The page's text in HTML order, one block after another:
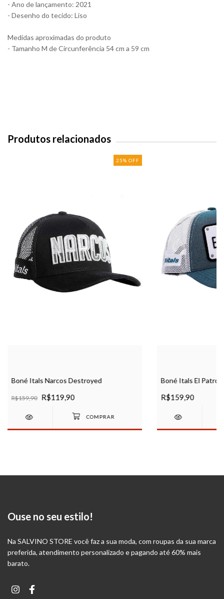
- Ano de lançamento: 2021
- Desenho do tecido: Liso
Medidas aproximadas do produto
- Tamanho M de Circunferência 54 cm a 59 cm
Produtos relacionados
25% OFF
Boné Itals Narcos Destroyed
R$159,90 R$119,90
Boné Itals El
R$159,90
Ouse no seu estilo!
Na SALVINO STORE você faz a sua moda, com roupas da sua marca
preferida, atendimento personalizado e pagando até 60% mais
barato.